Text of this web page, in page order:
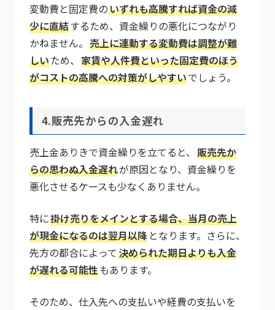
変動費と固定費のいずれも高騰すれば資金の減
少に直結するため、資金繰りの悪化につながり
かねません。 売上に連動する変動費は調整が難
しいため、 家賃や人件費といった固定費のほう
がコストの高騰への対策がしやすいでしょう。
4.販売先からの入金遅れ
売上金ありきで資金繰りを立てると、 販売先か
らの思わぬ入金遅れが原因となり、資金繰りを
悪化させるケースも少なくありません。
特に掛け売りをメインとする場合、当月の売上
が現金になるのは翌月以降 となります。さらに、
先方の都合によって決められた期日よりも入金
が遅れる可能性もあります。
そのため、仕入先への支払いや経費の支払いを